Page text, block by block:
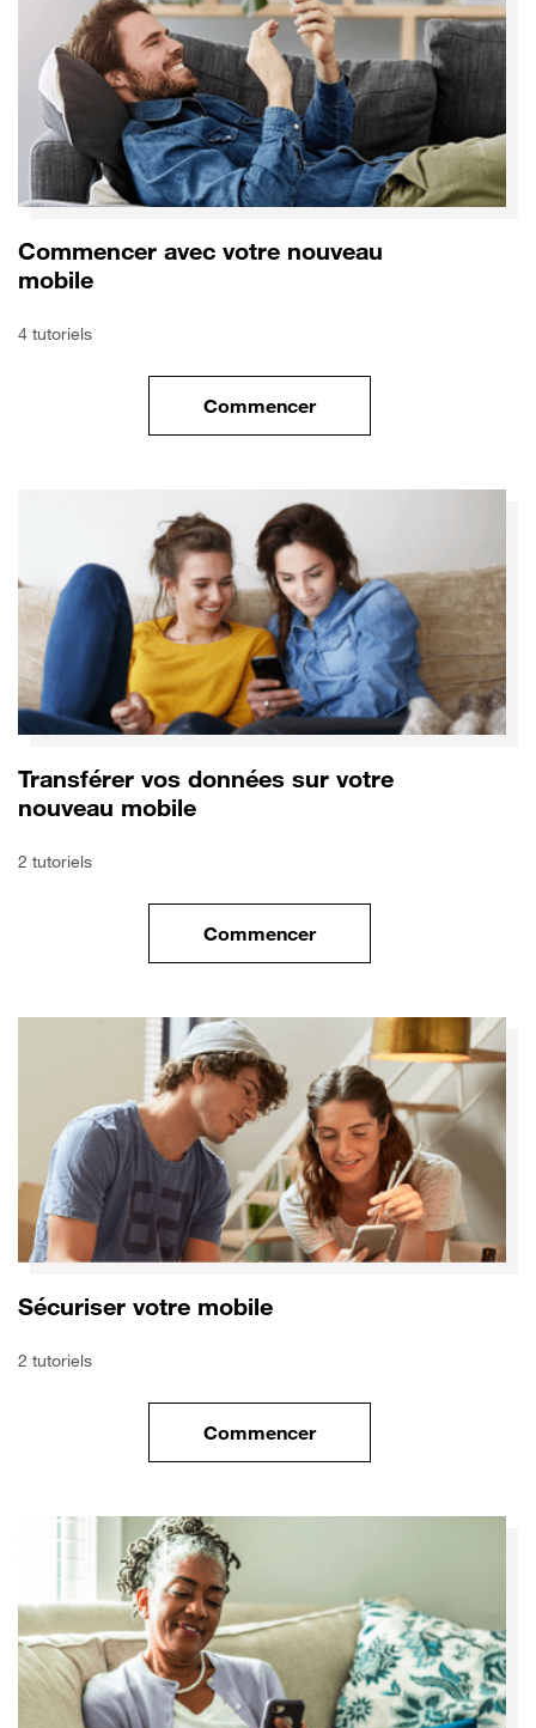
Commencer avec votre nouveau
mobile
4 tutoriels
Commencerle tuto pour Commencer avec
Transférer vos données sur votre
nouveau mobile
2 tutoriels
Commencerle tuto pour Transférer vos
Sécuriser votre mobile
2 tutoriels
Commencerle tuto pour Sécuriser votre